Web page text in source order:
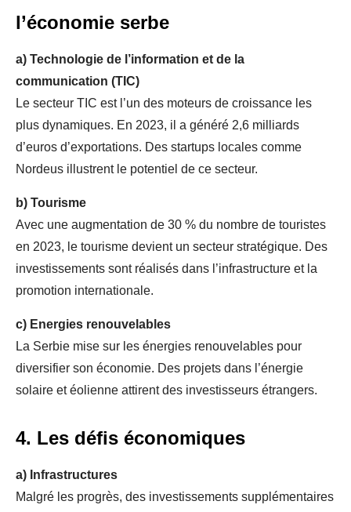
l’économie serbe
a) Technologie de l’information et de la
communication (TIC)
Le secteur TIC est l’un des moteurs de croissance les
plus dynamiques. En 2023, il a généré 2,6 milliards
d’euros d’exportations. Des startups locales comme
Nordeus illustrent le potentiel de ce secteur.
b) Tourisme
Avec une augmentation de 30 % du nombre de touristes
en 2023, le tourisme devient un secteur stratégique. Des
investissements sont réalisés dans l’infrastructure et la
promotion internationale.
c) Energies renouvelables
La Serbie mise sur les énergies renouvelables pour
diversifier son économie. Des projets dans l’énergie
solaire et éolienne attirent des investisseurs étrangers.
4. Les défis économiques
a) Infrastructures
Malgré les progrès, des investissements supplémentaires